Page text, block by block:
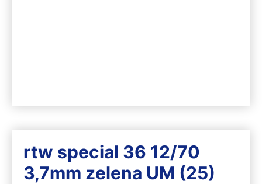
rtw special 36 12/70
3,7mm zelena UM (25)